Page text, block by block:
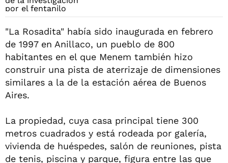
"La Rosadita" había sido inaugurada en febrero
de 1997 en Anillaco, un pueblo de 800
habitantes en el que Menem también hizo
construir una pista de aterrizaje de dimensiones
similares a la de la estación aérea de Buenos
Aires.
La propiedad, cuya casa principal tiene 300
metros cuadrados y está rodeada por galería,
vivienda de huéspedes, salón de reuniones, pista
de tenis, piscina y parque, figura entre las que